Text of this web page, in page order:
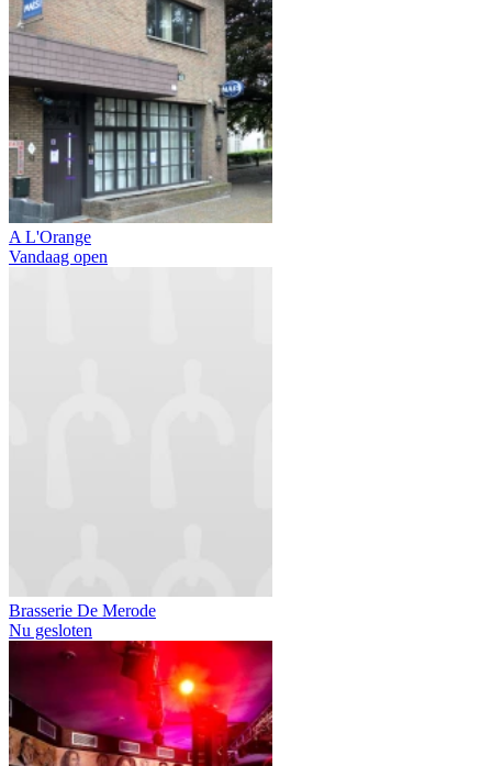
A L'Orange
Vandaag open
Brasserie De Merode
Nu gesloten